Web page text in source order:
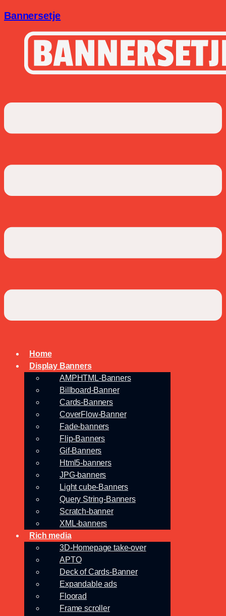
Bannersetje
Home
Display Banners
AMPHTML-Banners
Billboard-Banner
Cards-Banners
CoverFlow-Banner
Fade-banners
Flip-Banners
Gif-Banners
Html5-banners
JPG-banners
Light cube-Banners
Query String-Banners
Scratch-banner
XML-banners
Rich media
3D-Homepage take-over
APTO
Deck of Cards-Banner
Expandable ads
Floorad
Frame scroller